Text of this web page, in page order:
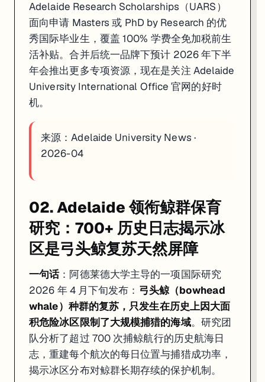
Adelaide Research Scholarships（UARS）
面向申请 Masters 或 PhD by Research 的优
秀国际毕业生，覆盖 100% 学费全免加税前生
活补贴。合并后统一品牌下预计 2026 年下半
年会推出更多专项资源，现在是关注 Adelaide
University International Office 官网的好时
机。
来源：Adelaide University News ·
2026-04
02. Adelaide 领衔鲸群保育
研究：700+ 历史日志揭示冰
区是弓头鲸复苏天然屏障
一句话：阿德莱德大学主导的一项国际研究
2026 年 4 月下旬发布： 弓头鲸（bowhead
whale）种群的复苏，只发生在历史上因大面
积危险冰区限制了大规模捕猎的海域。研究团
队分析了超过 700 次捕鲸航行的历史航海日
志，重建每个航次的每日位置与捕猎成功率，
揭示冰区分布对鲸群长期存续的保护机制。